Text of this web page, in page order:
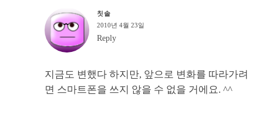
칫솔
2010년 4월 23일
Reply
지금도 변했다 하지만, 앞으로 변화를 따라가려
면 스마트폰을 쓰지 않을 수 없을 거에요. ^^